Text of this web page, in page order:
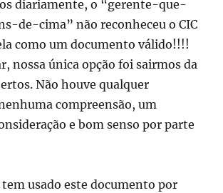
diariamente, o “gerente-que-
de-cima” não reconheceu o CIC
como um documento válido!!!!
nossa única opção foi sairmos da
Não houve qualquer
compreensão, um
e bom senso por parte
usado este documento por